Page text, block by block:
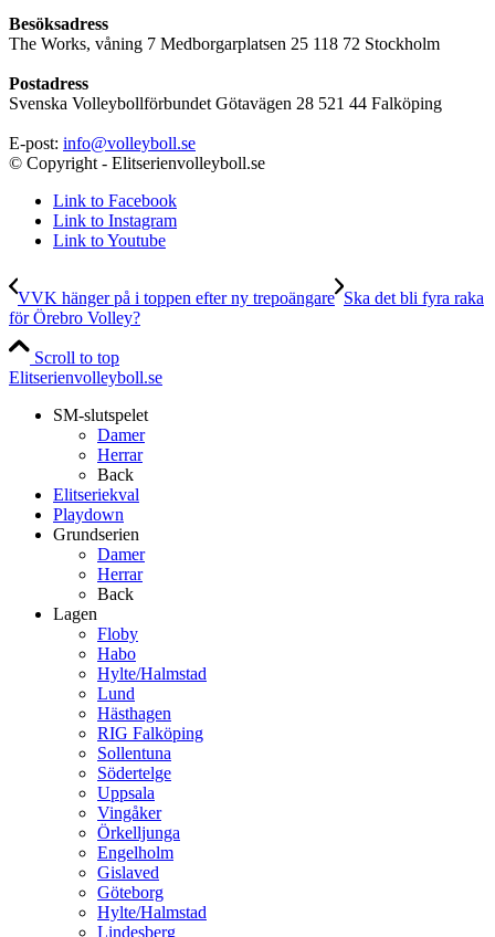
Besöksadress
The Works, våning 7 Medborgarplatsen 25 118 72 Stockholm
Postadress
Svenska Volleybollförbundet Götavägen 28 521 44 Falköping
E-post: info@volleyboll.se
© Copyright - Elitserienvolleyboll.se
Link to Facebook
Link to Instagram
Link to Youtube
VVK hänger på i toppen efter ny trepoängare Ska det bli fyra raka
för Örebro Volley?
Scroll to top
Elitserienvolleyboll.se
SM-slutspelet
Damer
Herrar
Back
Elitseriekval
Playdown
Grundserien
Damer
Herrar
Back
Lagen
Floby
Habo
Hylte/Halmstad
Lund
Hästhagen
RIG Falköping
Sollentuna
Södertelge
Uppsala
Vingåker
Örkelljunga
Engelholm
Gislaved
Göteborg
Hylte/Halmstad
Lindesberg